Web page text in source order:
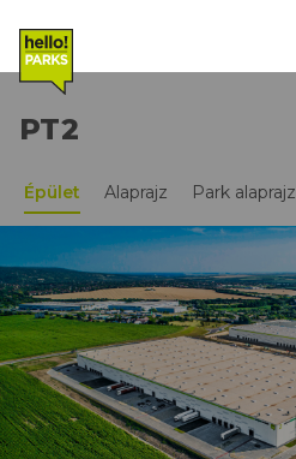
PT2
Épület Alaprajz Park alaprajz